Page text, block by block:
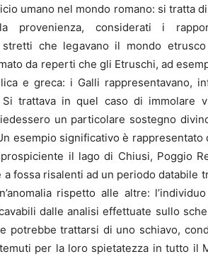
umano nel mondo romano: si tratta
provenienza, considerati i
stretti che legavano il mondo
da reperti che gli Etruschi, ad
e greca: i Galli rappresentavano,
trattava in quel caso di immolare
un particolare sostegno
esempio significativo è rappresentato
il lago di Chiusi, Poggio
a fossa risalenti ad un periodo databile
rispetto alle altre:
dalle analisi effettuate sullo
potrebbe trattarsi di uno schiavo,
per la loro spietatezza in tutto il